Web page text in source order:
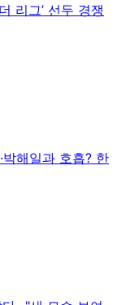
리그’ 선두 경쟁
해일과 호흡? 한